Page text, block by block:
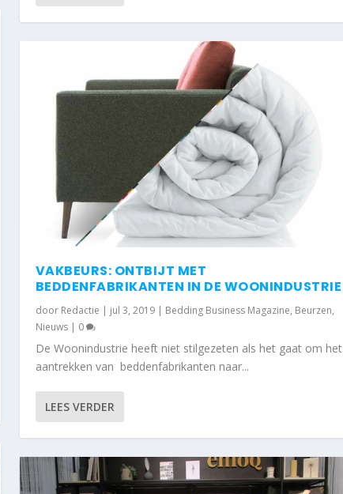
VAKBEURS: ONTBIJT MET
BEDDENFABRIKANTEN IN DE WOONINDUSTRIE
door Redactie | jul 3, 2019| Bedding Business Magazine, Beurzen,
Nieuws| 0
De Woonindustrie heeft niet stilgezeten als het gaat om het
aantrekken van beddenfabrikanten naar...
LEES VERDER